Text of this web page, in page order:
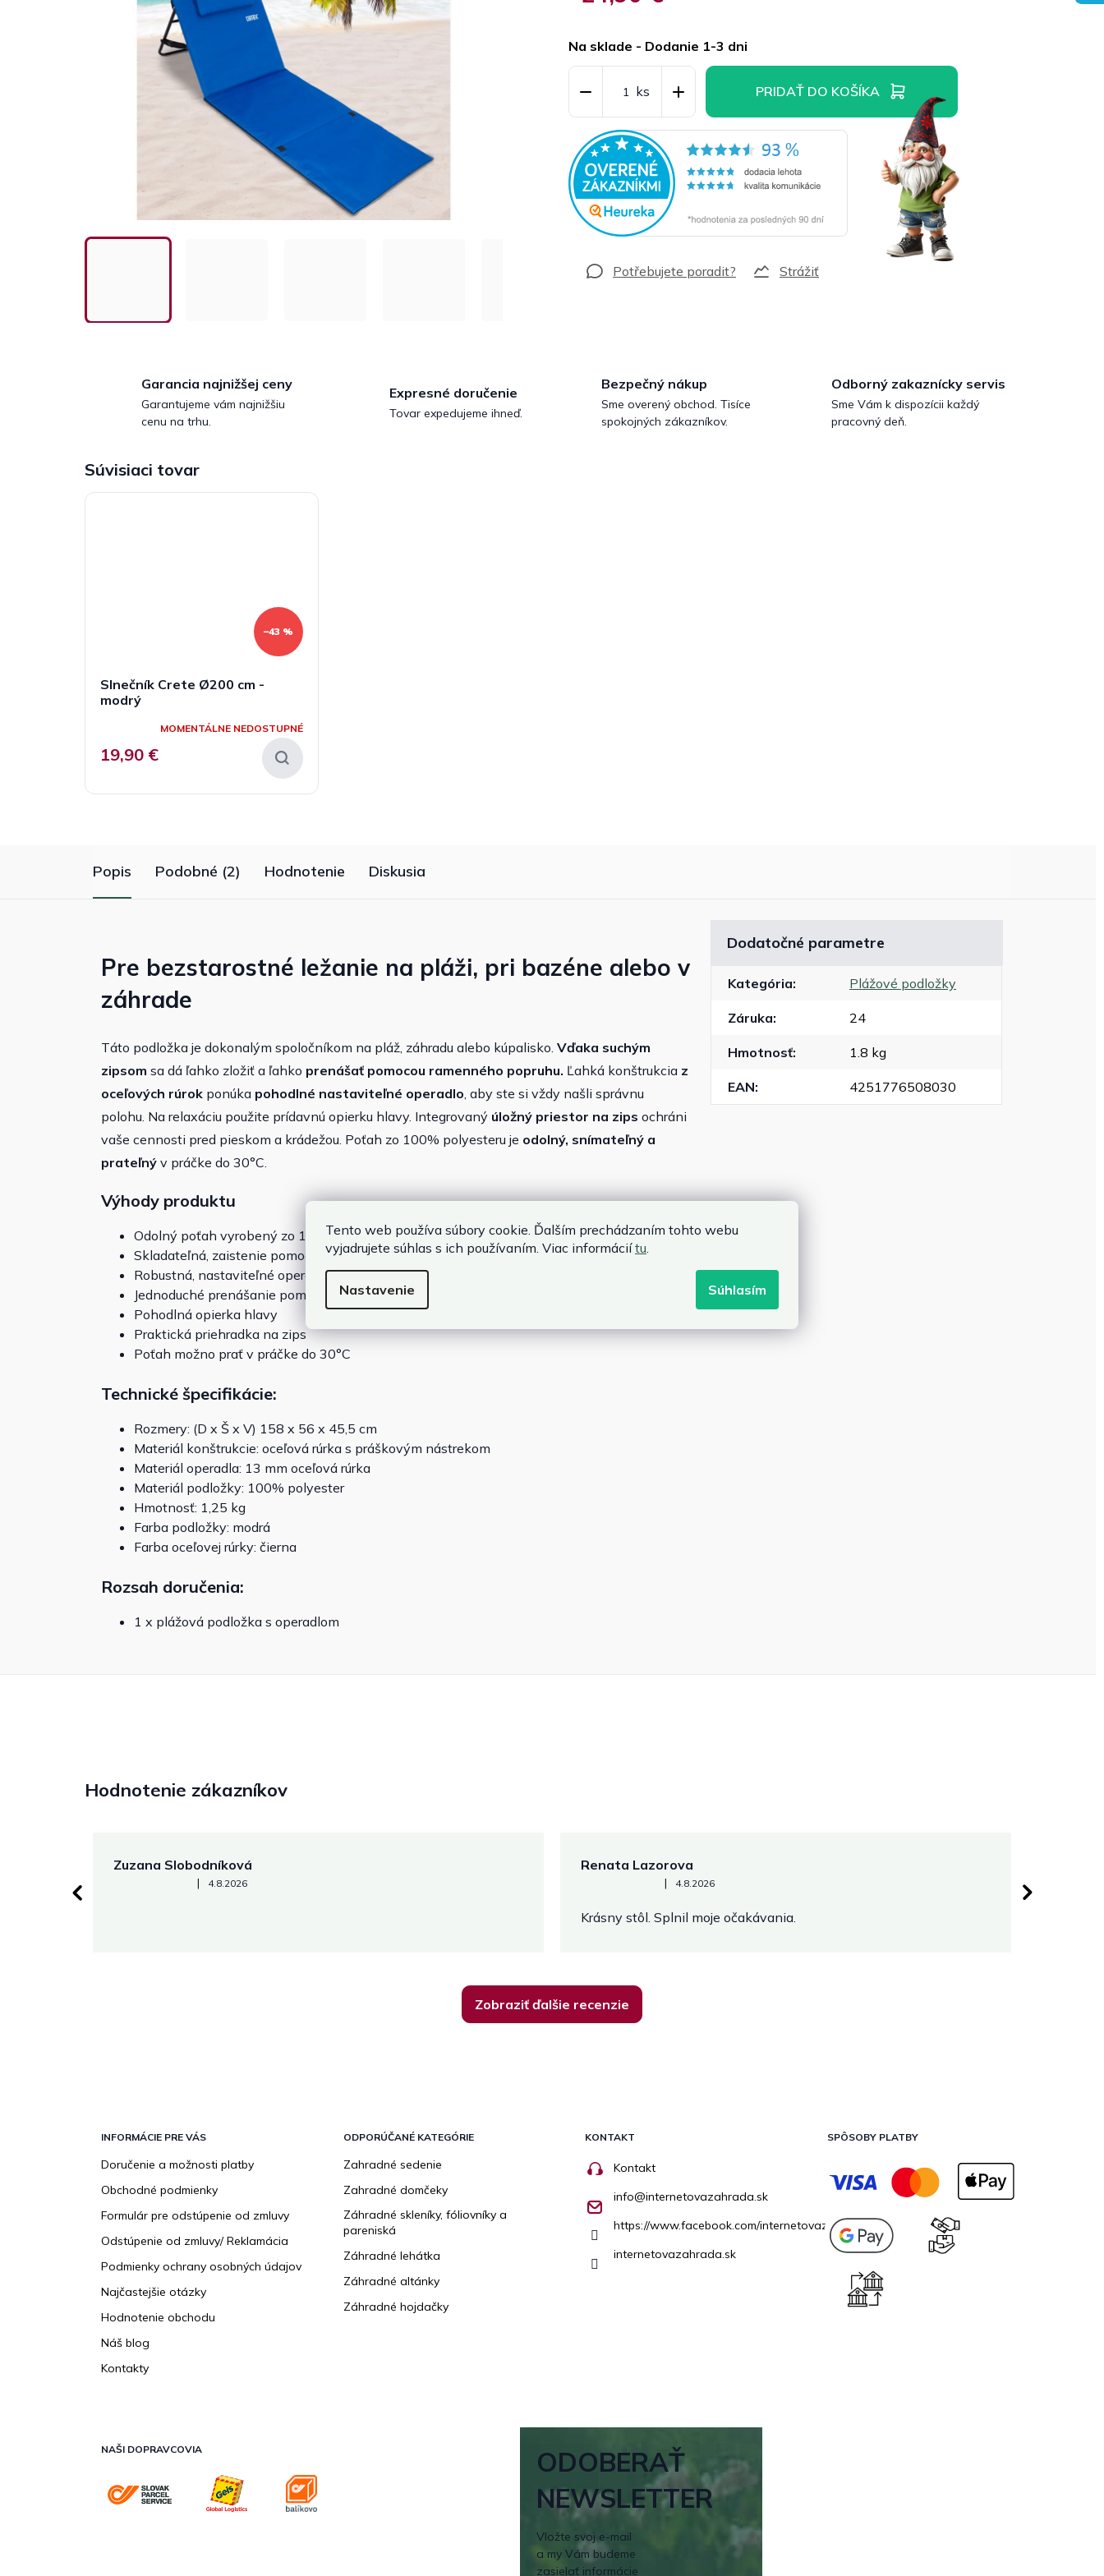
Tento web používa súbory cookie. Ďalším prechádzaním tohto webu
vyjadrujete súhlas s ich používaním. Viac informáciítu
Nastavenie Súhlasím
cena:
Na sklade - Dodanie 1-3 dni
PRIDAŤ DO KOŠÍKA
Strážiť
Garancia najnižšej ceny
Garantujeme vám najnižšiu
cenu na trhu.
Expresné doručenie
Tovar expedujeme ihneď.
Bezpečný nákup
Sme overený obchod. Tisíce
spokojných zákazníkov.
Odborný zakaznícky servis
Sme Vám k dispozícii každý
pracovný deň.
Súvisiaci tovar
–43 %
Slnečník Crete Ø200 cm -
modrý
MOMENTÁLNE NEDOSTUPNÉ
19,90 €
Popis Podobné (2) Hodnotenie Diskusia
Pre bezstarostné ležanie na pláži, pri bazéne alebo v
záhrade
Táto podložka je dokonalým spoločníkom na pláž, záhradu alebo kúpalisko. Vďaka suchým
zipsom sa dá ľahko zložiť a ľahko prenášať pomocou ramenného popruhu. Ľahká konštrukcia z
oceľových rúrok ponúka pohodlné nastaviteľné operadlo , aby ste si vždy našli správnu
polohu. Na relaxáciu použite prídavnú opierku hlavy. Integrovaný úložný priestor na zips ochráni
vaše cennosti pred pieskom a krádežou. Poťah zo 100% polyesteru je odolný, snímateľný a
prateľný v práčke do 30°C.
Výhody produktu
Odolný poťah vyrobený zo 100% polyesteru
Skladateľná, zaistenie pomocou suchých zipsov
Robustná, nastaviteľné operadlo vyrobené z ľahkej rúrkovej ocele
Jednoduché prenášanie pomocou popruhu
Pohodlná opierka hlavy
Praktická priehradka na zips
Poťah možno prať v práčke do 30°C
Technické špecifikácie:
Rozmery: (D x Š x V) 158 x 56 x 45,5 cm
Materiál konštrukcie: oceľová rúrka s práškovým nástrekom
Materiál operadla: 13 mm oceľová rúrka
Materiál podložky: 100% polyester
Hmotnosť: 1,25 kg
Farba podložky: modrá
Farba oceľovej rúrky: čierna
Rozsah doručenia:
1 x plážová podložka s operadlom
Dodatočné parametre
Kategória: Plážové podložky
Záruka: 24
Hmotnosť: 1.8 kg
EAN: 4251776508030
Hodnotenie zákazníkov
Zuzana Slobodníková
Hodnotenie obchodu je 5 z 5 hviezdičiek.
| 4.8.2026
Renata Lazorova
Hodnotenie obchodu je 5 z 5 hviezdičiek.
| 4.8.2026
Krásny stôl. Splnil moje očakávania.
Zobraziť ďalšie recenzie
INFORMÁCIE PRE VÁS
Doručenie a možnosti platby
Obchodné podmienky
Formulár pre odstúpenie od zmluvy
Odstúpenie od zmluvy/ Reklamácia
Podmienky ochrany osobných údajov
Najčastejšie otázky
Hodnotenie obchodu
Náš blog
Kontakty
ODPORÚČANÉ KATEGÓRIE
Zahradné sedenie
Zahradné domčeky
Záhradné skleníky, fóliovníky a
pareniská
Záhradné lehátka
Záhradné altánky
Záhradné hojdačky
KONTAKT
Kontakt
info@internetovazahrada.sk
https://www.facebook.com/internetovazahrada.sk/
internetovazahrada.sk
SPÔSOBY PLATBY
NAŠI DOPRAVCOVIA
ODOBERAŤ
NEWSLETTER
Vložte svoj e-mail
a my Vám budeme
zasielať informácie